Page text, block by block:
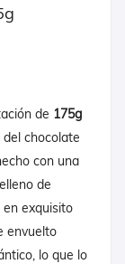
de 175g
chocolate
con una
de
exquisito
envuelto
lo que lo